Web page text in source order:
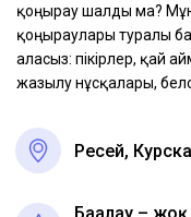
қоңырау шалды ма?
қоңыраулары туралы
аласыз: пікірлер, қай
жазылу нұсқалары,
Ресей,